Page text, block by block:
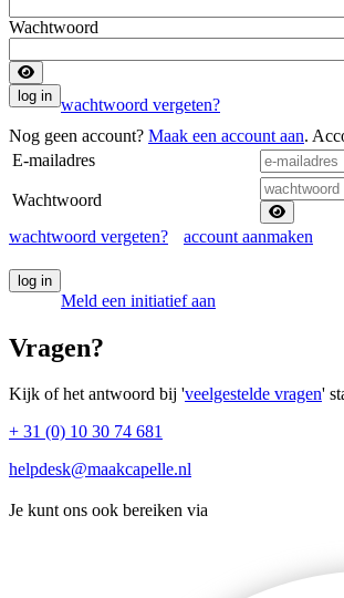
Wachtwoord
wachtwoord vergeten?
Nog geen account? Maak een account aan.
E-mailadres
Wachtwoord
wachtwoord vergeten?
account aanmaken
Meld een initiatief aan
Vragen?
Kijk of het antwoord bij 'veelgestelde vragen'
+ 31 (0) 10 30 74 681
helpdesk@maakcapelle.nl
Je kunt ons ook bereiken via